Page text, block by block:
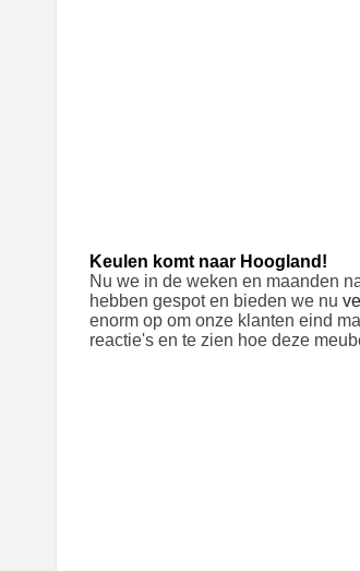
Keulen komt naar Hoogland!
Nu we in de weken en maanden
hebben gespot en bieden we nu
enorm op om onze klanten eind
reactie's en te zien hoe deze